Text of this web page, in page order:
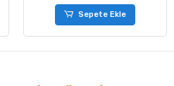
Sepete Ekle